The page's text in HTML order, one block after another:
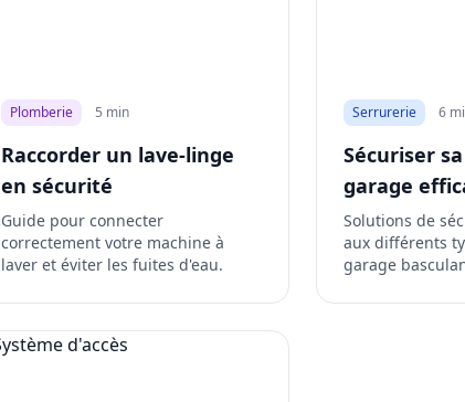
Plomberie 5 min
Raccorder un lave-linge
en sécurité
Guide pour connecter
correctement votre machine à
laver et éviter les fuites d'eau.
Serrurerie 6
Sécuriser
garage
Solutions de
aux différents
garage